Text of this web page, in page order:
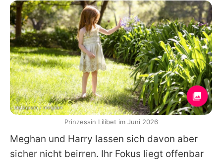
Meghan und Harry lassen sich davon aber
sicher nicht beirren. Ihr Fokus liegt offenbar
Instagram / meghan
Prinzessin Lilibet im Juni 2026